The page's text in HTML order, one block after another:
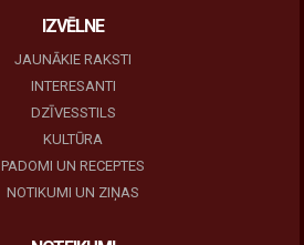
IZVĒLNE
JAUNĀKIE RAKSTI
INTERESANTI
DZĪVESSTILS
KULTŪRA
PADOMI UN RECEPTES
NOTIKUMI UN ZIŅAS